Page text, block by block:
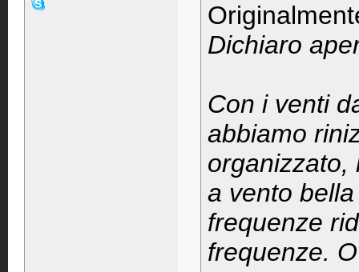
Dichiaro
Con i venti
abbiamo
organizzato,
a vento
frequenze
frequenze.